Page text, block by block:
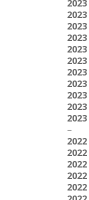
2023
2023
2023
2023
2023
2023
2023
2023
2023
2023
2023
–
2022
2022
2022
2022
2022